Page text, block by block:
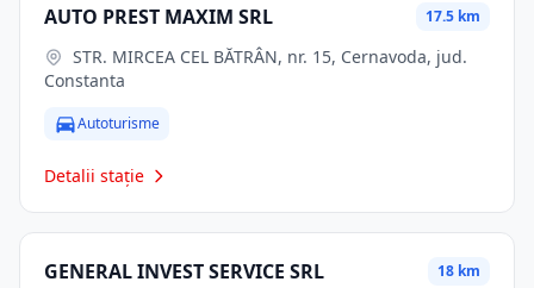
AUTO PREST MAXIM SRL 17.5 km
Constanta
Autoturisme
Detalii stație
GENERAL INVEST SERVICE SRL 18 km